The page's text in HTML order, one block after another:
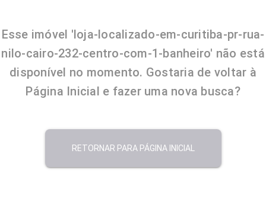
Esse imóvel 'loja-localizado-em-curitiba-pr-rua-
nilo-cairo-232-centro-com-1-banheiro' não está
disponível no momento. Gostaria de voltar à
Página Inicial e fazer uma nova busca?
RETORNAR PARA PÁGINA INICIAL